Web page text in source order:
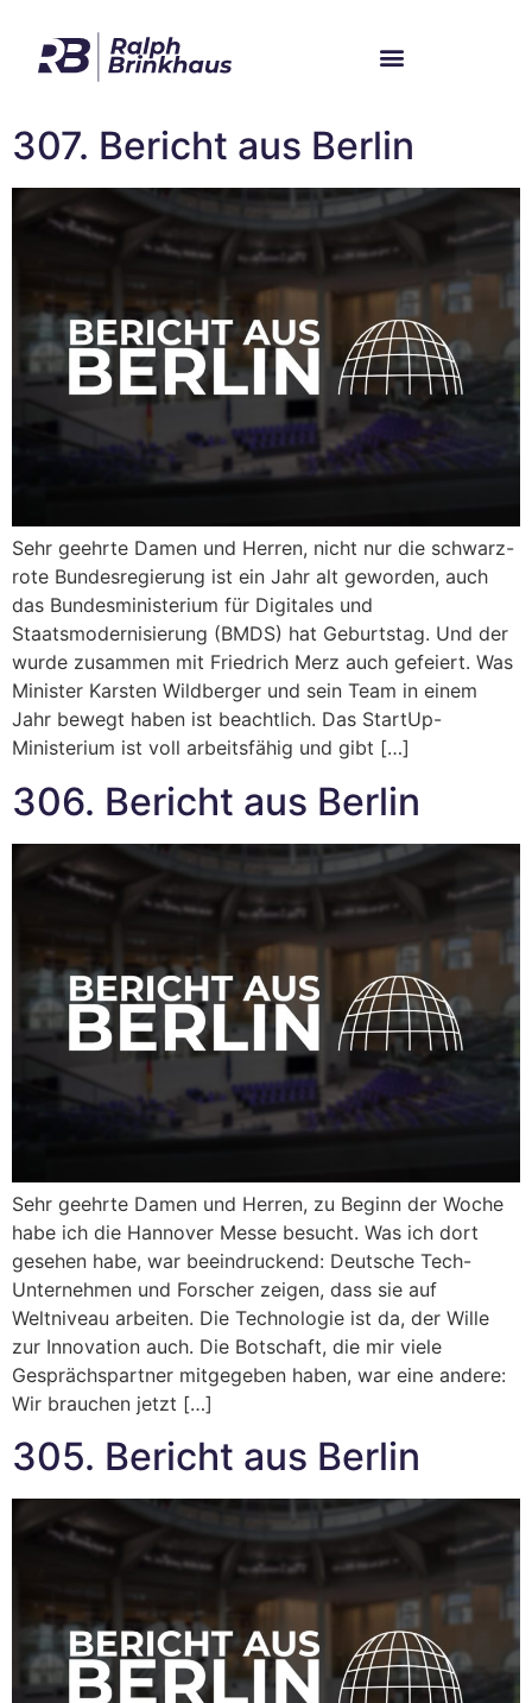
307. Bericht aus Berlin
Sehr geehrte Damen und Herren, nicht nur die schwarz-
rote Bundesregierung ist ein Jahr alt geworden, auch
das Bundesministerium für Digitales und
Staatsmodernisierung (BMDS) hat Geburtstag. Und der
wurde zusammen mit Friedrich Merz auch gefeiert. Was
Minister Karsten Wildberger und sein Team in einem
Jahr bewegt haben ist beachtlich. Das StartUp-
Ministerium ist voll arbeitsfähig und gibt […]
306. Bericht aus Berlin
Sehr geehrte Damen und Herren, zu Beginn der Woche
habe ich die Hannover Messe besucht. Was ich dort
gesehen habe, war beeindruckend: Deutsche Tech-
Unternehmen und Forscher zeigen, dass sie auf
Weltniveau arbeiten. Die Technologie ist da, der Wille
zur Innovation auch. Die Botschaft, die mir viele
Gesprächspartner mitgegeben haben, war eine andere:
Wir brauchen jetzt […]
305. Bericht aus Berlin